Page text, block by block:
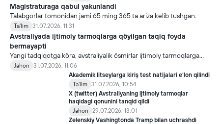
Magistraturaga qabul yakunlandi
Talabgorlar tomonidan jami 65 ming 365 ta ariza kelib tushgan.
Ta'lim 31.07.2026, 11:31
Avstraliyada ijtimoiy tarmoqlarga qöyilgan taqiq foyda
bermayapti
Yangi tadqiqotga köra, avstraliyalik ösmirlar ijtimoiy tarmoqlarga
qöyilgan taqiqdan söng ham ulardan foydalanmoqda.
Jahon
31.07.2026, 11:06
Akademik litseylarga kiriş test natijalari e'lon qilindi
Ta'lim 31.07.2026, 10:54
X (twitter) Avstraliyaning ijtimoiy tarmoqlar
haqidagi qonunini tanqid qildi
Jahon
29.07.2026, 13:01
Zelenskiy Vashingtonda Tramp bilan uchrashdi